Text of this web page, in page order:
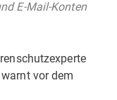
E-Mail-Konten
vor dem